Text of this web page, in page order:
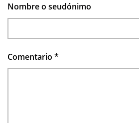
Nombre o seudónimo
Comentario *